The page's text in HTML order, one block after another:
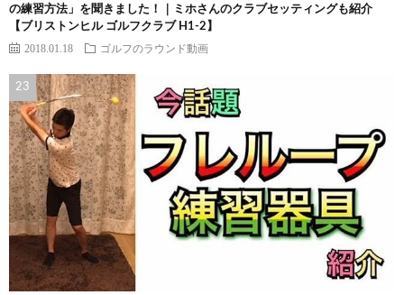
の練習方法」を聞きました！｜ミホさんのクラブセッティングも紹介
【ブリストンヒル ゴルフクラブ H1-2】
2018.01.18 ゴルフのラウンド動画